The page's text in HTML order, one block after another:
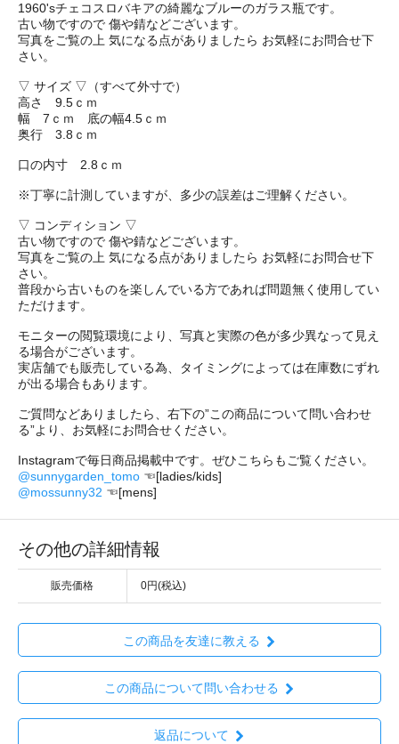
1960'sチェコスロバキアの綺麗なブルーのガラス瓶です。
古い物ですので 傷や錆などございます。
写真をご覧の上 気になる点がありましたら お気軽にお問合せ下
さい。
▽ サイズ ▽（すべて外寸で）
高さ 9.5ｃｍ
幅 7ｃｍ 底の幅4.5ｃｍ
奥行 3.8ｃｍ
口の内寸 2.8ｃｍ
※丁寧に計測していますが、多少の誤差はご理解ください。
▽ コンディション ▽
古い物ですので 傷や錆などございます。
写真をご覧の上 気になる点がありましたら お気軽にお問合せ下
さい。
普段から古いものを楽しんでいる方であれば問題無く使用してい
ただけます。
モニターの閲覧環境により、写真と実際の色が多少異なって見え
る場合がございます。
実店舗でも販売している為、タイミングによっては在庫数にずれ
が出る場合もあります。
ご質問などありましたら、右下の”この商品について問い合わせ
る”より、お気軽にお問合せください。
Instagramで毎日商品掲載中です。ぜひこちらもご覧ください。
@sunnygarden_tomo ☜[ladies/kids]
@mossunny32 ☜[mens]
その他の詳細情報
販売価格 0円(税込)
この商品を友達に教える
この商品について問い合わせる
返品について